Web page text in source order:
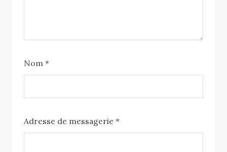
Nom*
Adresse de messagerie*